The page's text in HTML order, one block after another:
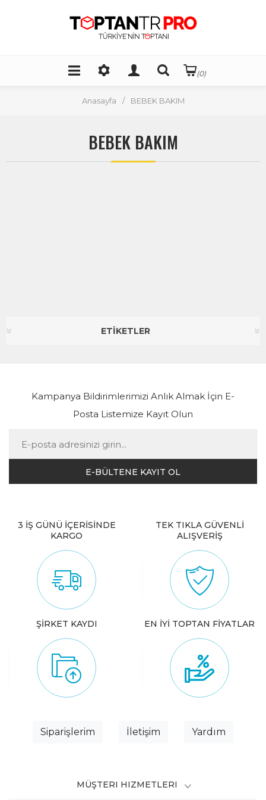
(0)
Anasayfa / BEBEK BAKIM
BEBEK BAKIM
ETİKETLER
Kampanya Bildirimlerimizi Anlık Almak İçin E-
Posta Listemize Kayıt Olun
3 İŞ GÜNÜ İÇERİSİNDE
KARGO
TEK TIKLA GÜVENLİ
ALIŞVERİŞ
ŞİRKET KAYDI EN İYİ TOPTAN FİYATLAR
Siparişlerim İletişim Yardım
MÜŞTERI HIZMETLERI